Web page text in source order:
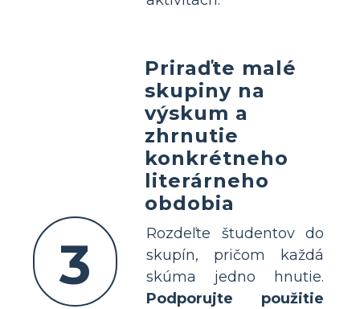
3
Priraďte malé
skupiny na
výskum a
zhrnutie
konkrétneho
literárneho
obdobia
Rozdeľte študentov do
skupín, pričom každá
skúma jedno hnutie.
Podporujte použitie